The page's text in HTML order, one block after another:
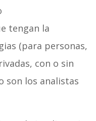
tengan la
(para personas,
con o sin
son los analistas